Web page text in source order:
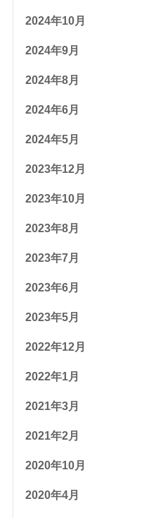
2024年10月
2024年9月
2024年8月
2024年6月
2024年5月
2023年12月
2023年10月
2023年8月
2023年7月
2023年6月
2023年5月
2022年12月
2022年1月
2021年3月
2021年2月
2020年10月
2020年4月